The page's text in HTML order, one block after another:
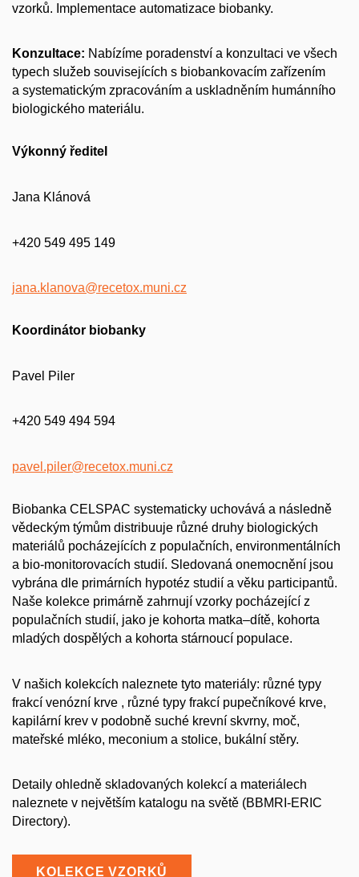
vzorků. Implementace automatizace biobanky.
Konzultace: Nabízíme poradenství a konzultaci ve všech
typech služeb souvisejících s biobankovacím zařízením
a systematickým zpracováním a uskladněním humánního
biologického materiálu.
Výkonný ředitel
Jana Klánová
+420 549 495 149
jana.klanova@recetox.muni.cz
Koordinátor biobanky
Pavel Piler
+420 549 494 594
pavel.piler@recetox.muni.cz
Biobanka CELSPAC systematicky uchovává a následně
vědeckým týmům distribuuje různé druhy biologických
materiálů pocházejících z populačních, environmentálních
a bio-monitorovacích studií. Sledovaná onemocnění jsou
vybrána dle primárních hypotéz studií a věku participantů.
Naše kolekce primárně zahrnují vzorky pocházející z
populačních studií, jako je kohorta matka–dítě, kohorta
mladých dospělých a kohorta stárnoucí populace.
V našich kolekcích naleznete tyto materiály: různé typy
frakcí venózní krve , různé typy frakcí pupečníkové krve,
kapilární krev v podobně suché krevní skvrny, moč,
mateřské mléko, meconium a stolice, bukální stěry.
Detaily ohledně skladovaných kolekcí a materiálech
naleznete v největším katalogu na světě (BBMRI-ERIC
Directory).
KOLEKCE VZORKŮ